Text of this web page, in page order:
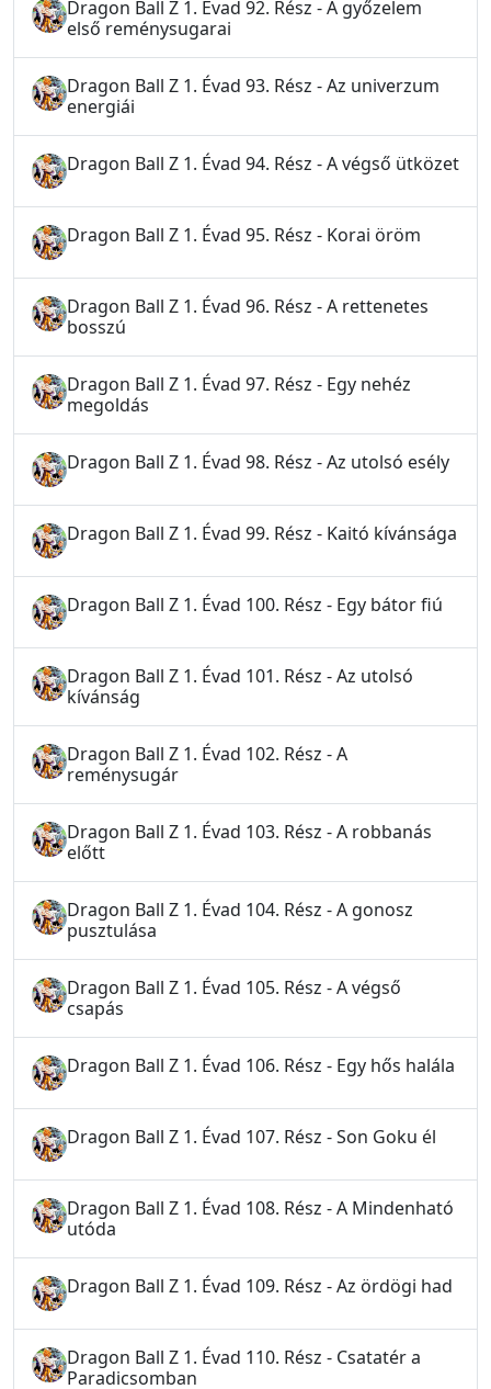
Dragon Ball Z 1. Évad 92. Rész - A győzelem
első reménysugarai
Dragon Ball Z 1. Évad 93. Rész - Az univerzum
energiái
Dragon Ball Z 1. Évad 94. Rész - A végső ütközet
Dragon Ball Z 1. Évad 95. Rész - Korai öröm
Dragon Ball Z 1. Évad 96. Rész - A rettenetes
bosszú
Dragon Ball Z 1. Évad 97. Rész - Egy nehéz
megoldás
Dragon Ball Z 1. Évad 98. Rész - Az utolsó esély
Dragon Ball Z 1. Évad 99. Rész - Kaitó kívánsága
Dragon Ball Z 1. Évad 100. Rész - Egy bátor fiú
Dragon Ball Z 1. Évad 101. Rész - Az utolsó
kívánság
Dragon Ball Z 1. Évad 102. Rész - A
reménysugár
Dragon Ball Z 1. Évad 103. Rész - A robbanás
előtt
Dragon Ball Z 1. Évad 104. Rész - A gonosz
pusztulása
Dragon Ball Z 1. Évad 105. Rész - A végső
csapás
Dragon Ball Z 1. Évad 106. Rész - Egy hős halála
Dragon Ball Z 1. Évad 107. Rész - Son Goku él
Dragon Ball Z 1. Évad 108. Rész - A Mindenható
utóda
Dragon Ball Z 1. Évad 109. Rész - Az ördögi had
Dragon Ball Z 1. Évad 110. Rész - Csatatér a
Paradicsomban